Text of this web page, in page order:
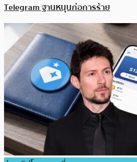
Telegram ฐานหนุนก่อการร้าย